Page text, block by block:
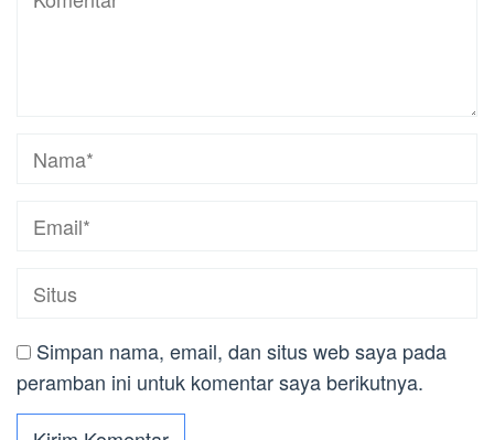
Simpan nama, email, dan situs web saya pada
peramban ini untuk komentar saya berikutnya.